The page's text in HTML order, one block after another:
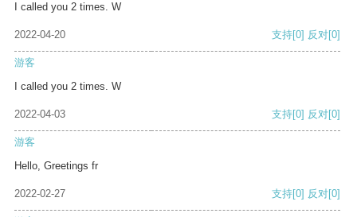
I called you 2 times. W
2022-04-20 支持[0] 反对[0]
游客
I called you 2 times. W
2022-04-03 支持[0] 反对[0]
游客
Hello, Greetings fr
2022-02-27 支持[0] 反对[0]